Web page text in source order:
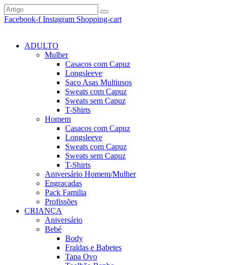
Facebook-f Instagram Shopping-cart
ADULTO
Mulher
Casacos com Capuz
Longsleeve
Saco Asas Multiusos
Sweats com Capuz
Sweats sem Capuz
T-Shirts
Homem
Casacos com Capuz
Longsleeve
Sweats com Capuz
Sweats sem Capuz
T-Shirts
Aniversário Homem/Mulher
Engraçadas
Pack Familia
Profissões
CRIANÇA
Aniversário
Bebé
Body
Fraldas e Babetes
Tapa Ovo